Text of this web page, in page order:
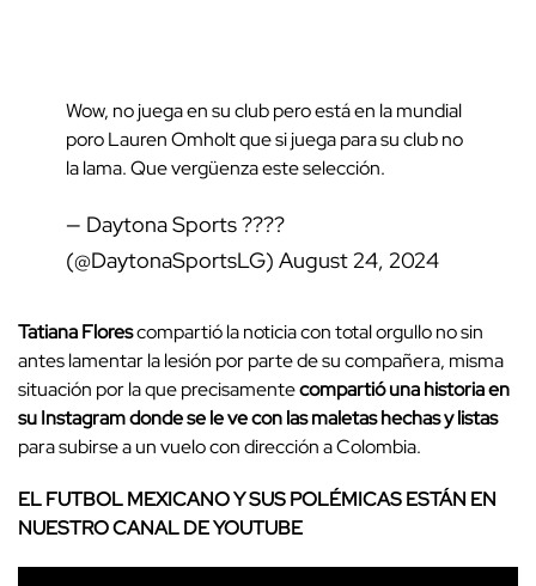
Wow, no juega en su club pero está en la mundial
poro Lauren Omholt que si juega para su club no
la lama. Que vergüenza este selección.
— Daytona Sports ????
(@DaytonaSportsLG) August 24, 2024
Tatiana Florescompartió la noticia con total orgullo no sin
antes lamentar la lesión por parte de su compañera, misma
situación por la que precisamentecompartió una historia en
su Instagram donde se le ve con las maletas hechas y listas
para subirse a un vuelo con dirección a Colombia.
EL FUTBOL MEXICANO Y SUS POLÉMICAS ESTÁN EN
NUESTRO CANAL DE YOUTUBE